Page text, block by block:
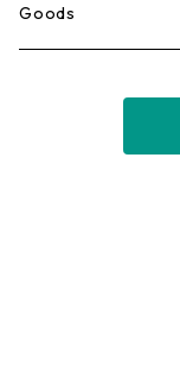
Ska
Goods